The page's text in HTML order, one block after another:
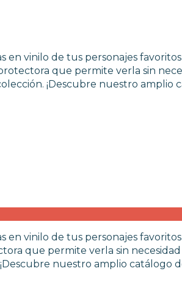
PIECE
WARS
THINGS
en vinilo de tus personajes
que permite verla sin
¡Descubre nuestro amplio
en vinilo de tus personajes
que permite verla sin
nuestro amplio catálogo